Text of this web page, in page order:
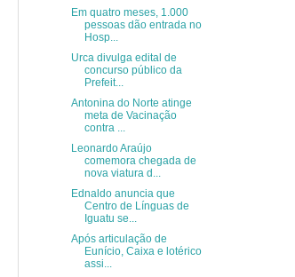
Em quatro meses, 1.000
pessoas dão entrada no
Hosp...
Urca divulga edital de
concurso público da
Prefeit...
Antonina do Norte atinge
meta de Vacinação
contra ...
Leonardo Araújo
comemora chegada de
nova viatura d...
Ednaldo anuncia que
Centro de Línguas de
Iguatu se...
Após articulação de
Eunício, Caixa e lotérico
assi...